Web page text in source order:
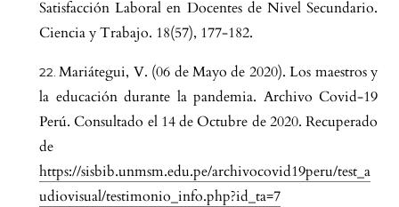
Satisfacción Laboral en Docentes de Nivel Secundario.
Ciencia y Trabajo. 18(57), 177-182.
Mariátegui, V. (06 de Mayo de 2020). Los maestros y
la educación durante la pandemia. Archivo Covid-19
Perú. Consultado el 14 de Octubre de 2020. Recuperado
de
https://sisbib.unmsm.edu.pe/archivocovid19peru/test_a
udiovisual/testimonio_info.php?id_ta=7